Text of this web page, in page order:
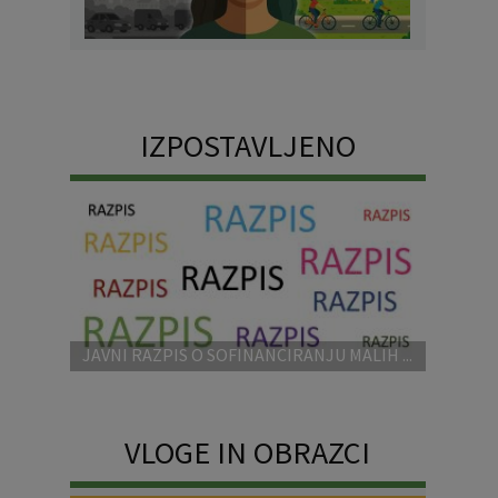
IZPOSTAVLJENO
JAVNI RAZPIS O SOFINANCIRANJU MALIH ...
VLOGE IN OBRAZCI